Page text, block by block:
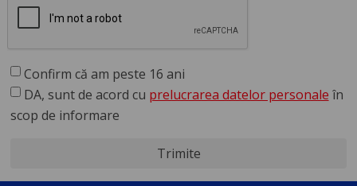
Confirm că am peste 16 ani
DA, sunt de acord cu prelucrarea datelor personale în
scop de informare
Trimite